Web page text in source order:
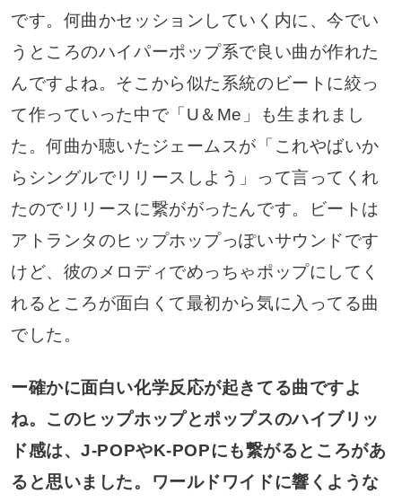
です。何曲かセッションしていく内に、今でい
うところのハイパーポップ系で良い曲が作れた
んですよね。そこから似た系統のビートに絞っ
て作っていった中で「U＆Me」も生まれまし
た。何曲か聴いたジェームスが「これやばいか
らシングルでリリースしよう」って言ってくれ
たのでリリースに繋ががったんです。ビートは
アトランタのヒップホップっぽいサウンドです
けど、彼のメロディでめっちゃポップにしてく
れるところが面白くて最初から気に入ってる曲
でした。
ー確かに面白い化学反応が起きてる曲ですよ
ね。このヒップホップとポップスのハイブリッ
ド感は、J-POPやK-POPにも繋がるところがあ
ると思いました。ワールドワイドに響くような